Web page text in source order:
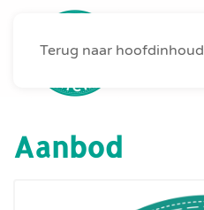
Terug naar hoofdinhoud
Aanbod